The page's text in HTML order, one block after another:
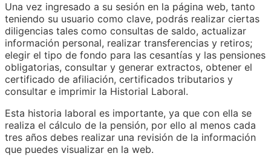
Una vez ingresado a su sesión en la página web, tanto
teniendo su usuario como clave, podrás realizar ciertas
diligencias tales como consultas de saldo, actualizar
información personal, realizar transferencias y retiros;
elegir el tipo de fondo para las cesantías y las pensiones
obligatorias, consultar y generar extractos, obtener el
certificado de afiliación, certificados tributarios y
consultar e imprimir la Historial Laboral.
Esta historia laboral es importante, ya que con ella se
realiza el cálculo de la pensión, por ello al menos cada
tres años debes realizar una revisión de la información
que puedes visualizar en la web.